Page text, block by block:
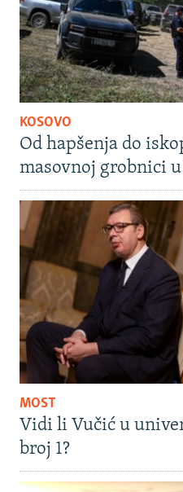
KOSOVO
Od hapšenja do
masovnoj grobnici
MOST
Vidi li Vučić u
broj 1?